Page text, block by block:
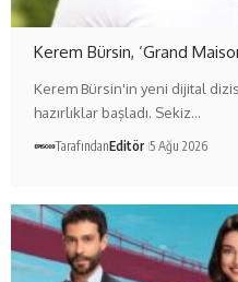
Kerem Bürsin, ‘Grand
Kerem Bürsin'in yeni dijital
hazırlıklar başladı. Sekiz…
TarafındanEditör 5 Ağu 2026